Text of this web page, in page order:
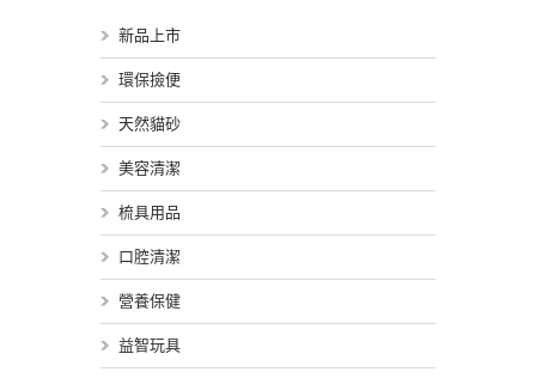
新品上市
環保撿便
天然貓砂
美容清潔
梳具用品
口腔清潔
營養保健
益智玩具